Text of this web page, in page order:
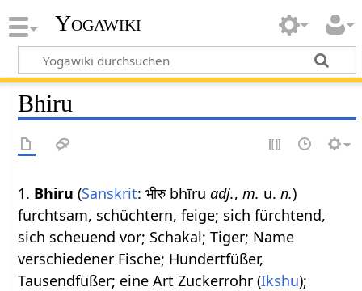
Yogawiki
Bhiru
1. Bhiru (Sanskrit: भीरु bhīruadj.,m. u.n.)
furchtsam, schüchtern, feige; sich fürchtend,
sich scheuend vor; Schakal; Tiger; Name
verschiedener Fische; Hundertfüßer,
Tausendfüßer; eine Art Zuckerrohr (Ikshu);